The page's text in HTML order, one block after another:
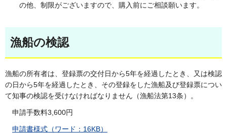
の他、制限がございますので、購入前にご相談願います。
漁船の検認
漁船の所有者は、登録票の交付日から5年を経過したとき、又は検認
の日から5年を経過したとき、その登録をした漁船及び登録票につい
て知事の検認を受けなければなりません（漁船法第13条）。
申請手数料3,600円
申請書様式（ワード：16KB）